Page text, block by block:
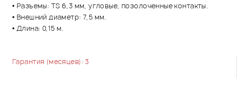
• Разъемы: TS 6,3 мм, угловые, позолоченные контакты.
• Внешний диаметр: 7,5 мм.
• Длина: 0,15 м.
Гарантия (месяцев): 3